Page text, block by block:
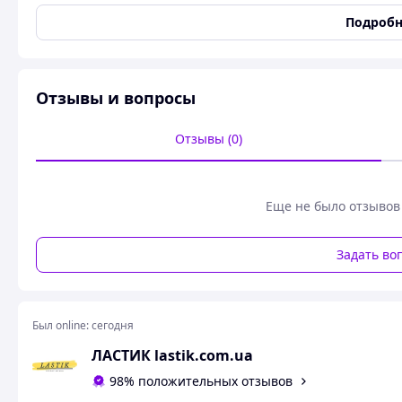
для туалетов и ванных
Тип средства
Жидкость
многофункциональный, экономичный и невероятно
но и помогает бороться со всеми известными
Отзывы и вопросы
Отзывы (0)
Еще не было отзывов
Задать
Был online:сегодня
ЛАСТИК lastik.com.ua
98% положительных отзывов